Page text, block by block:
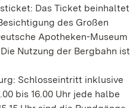
Das Ticket beinhaltet
des Großen
Apotheken-Museum
Nutzung der Bergbahn ist
Schlosseintritt inklusive
bis 16.00 Uhr jede halbe